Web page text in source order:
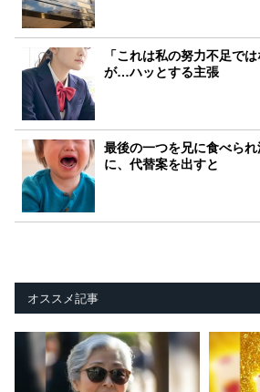
「これは私の努力不足で
が…ハッとする主張
最後の一つを兄に食べら
に、代替案を出すと
オススメ記事